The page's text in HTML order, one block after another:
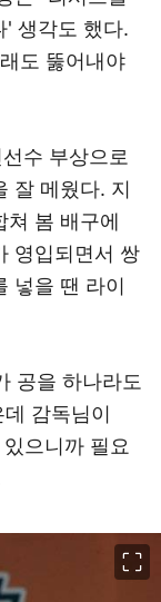
' 생각도 했다.
도 뚫어내야
수 부상으로
잘 메웠다. 지
쳐 봄 배구에
영입되면서 쌍
넣을 땐 라이
공을 하나라도
감독님이
으니까 필요